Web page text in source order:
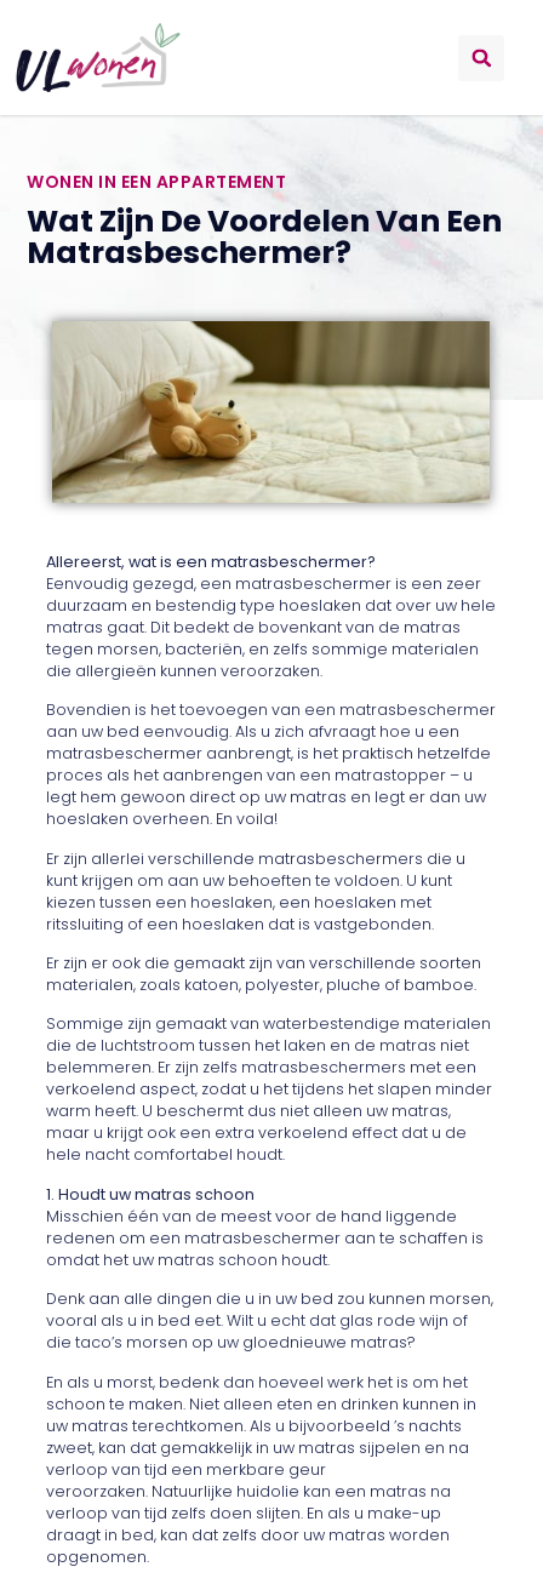
WONEN IN EEN APPARTEMENT
Wat Zijn De Voordelen Van Een
Matrasbeschermer?
Allereerst, wat is een matrasbeschermer?
Eenvoudig gezegd, een matrasbeschermer is een zeer
duurzaam en bestendig type hoeslaken dat over uw hele
matras gaat. Dit bedekt de bovenkant van de matras
tegen morsen, bacteriën, en zelfs sommige materialen
die allergieën kunnen veroorzaken.
Bovendien is het toevoegen van een matrasbeschermer
aan uw bed eenvoudig. Als u zich afvraagt hoe u een
matrasbeschermer aanbrengt, is het praktisch hetzelfde
proces als het aanbrengen van een matrastopper – u
legt hem gewoon direct op uw matras en legt er dan uw
hoeslaken overheen. En voila!
Er zijn allerlei verschillende matrasbeschermers die u
kunt krijgen om aan uw behoeften te voldoen. U kunt
kiezen tussen een hoeslaken, een hoeslaken met
ritssluiting of een hoeslaken dat is vastgebonden.
Er zijn er ook die gemaakt zijn van verschillende soorten
materialen, zoals katoen, polyester, pluche of bamboe.
Sommige zijn gemaakt van waterbestendige materialen
die de luchtstroom tussen het laken en de matras niet
belemmeren. Er zijn zelfs matrasbeschermers met een
verkoelend aspect, zodat u het tijdens het slapen minder
warm heeft. U beschermt dus niet alleen uw matras,
maar u krijgt ook een extra verkoelend effect dat u de
hele nacht comfortabel houdt.
1. Houdt uw matras schoon
Misschien één van de meest voor de hand liggende
redenen om een matrasbeschermer aan te schaffen is
omdat het uw matras schoon houdt.
Denk aan alle dingen die u in uw bed zou kunnen morsen,
vooral als u in bed eet. Wilt u echt dat glas rode wijn of
die taco’s morsen op uw gloednieuwe matras?
En als u morst, bedenk dan hoeveel werk het is om het
schoon te maken. Niet alleen eten en drinken kunnen in
uw matras terechtkomen. Als u bijvoorbeeld ’s nachts
zweet, kan dat gemakkelijk in uw matras sijpelen en na
verloop van tijd een merkbare geur
veroorzaken. Natuurlijke huidolie kan een matras na
verloop van tijd zelfs doen slijten. En als u make-up
draagt in bed, kan dat zelfs door uw matras worden
opgenomen.